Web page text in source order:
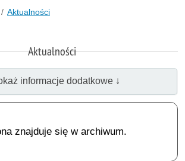
Aktualności
Aktualności
informacje dodatkowe ↓
znajduje się w archiwum.